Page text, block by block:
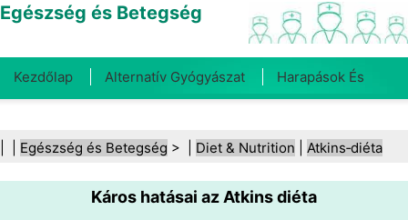
Egészség és Betegség
Kezdőlap Alternatív Gyógyászat Harapások És
Fogegészség Diéta És Táplálkozás Családi
Egészségügyi Ágazat Mentális Egészség
Egészség és Betegség > | Diet & Nutrition Atkins‑diéta
Káros hatásai az Atkins diéta